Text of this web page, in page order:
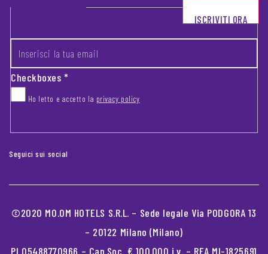
Footer newsletter
Checkboxes*
Ho letto e accetto la privacy policy
ISCRIVITI ORA
Seguici sui social
©2020 MO.OM HOTELS S.R.L. – Sede legale Via PODGORA 13
– 20122 Milano (Milano)
PI 05488770966 – Cap.Soc. € 100.000 i.v. – REA MI-1825691